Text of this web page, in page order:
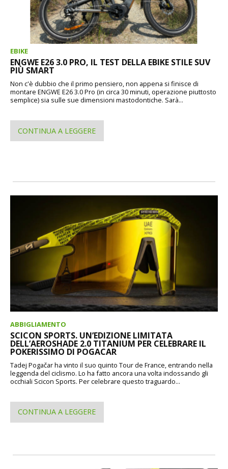
EBIKE
ENGWE E26 3.0 PRO, IL TEST DELLA EBIKE STILE SUV
PIÙ SMART
Non c'è dubbio che il primo pensiero, non appena si finisce di
montare ENGWE E26 3.0 Pro (in circa 30 minuti, operazione piuttosto
semplice) sia sulle sue dimensioni mastodontiche. Sarà...
CONTINUA A LEGGERE
ABBIGLIAMENTO
SCICON SPORTS. UN’EDIZIONE LIMITATA
DELL’AEROSHADE 2.0 TITANIUM PER CELEBRARE IL
POKERISSIMO DI POGACAR
Tadej Pogačar ha vinto il suo quinto Tour de France, entrando nella
leggenda del ciclismo. Lo ha fatto ancora una volta indossando gli
occhiali Scicon Sports. Per celebrare questo traguardo...
CONTINUA A LEGGERE